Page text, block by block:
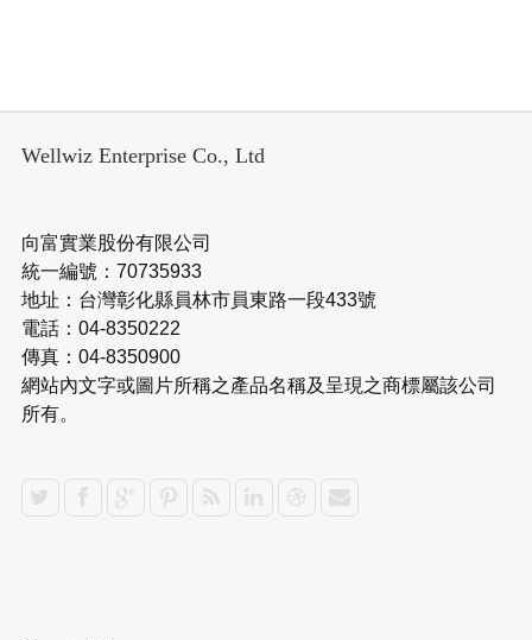
Wellwiz Enterprise Co., Ltd
向富實業股份有限公司
統一編號：70735933
地址：台灣彰化縣員林市員東路一段433號
電話：04-8350222
傳真：04-8350900
網站內文字或圖片所稱之產品名稱及呈現之商標屬該公司
所有。